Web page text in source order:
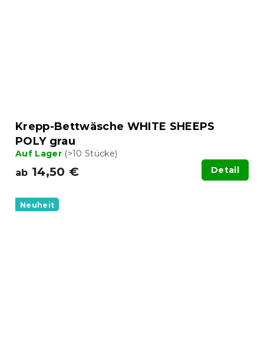
Krepp-Bettwäsche WHITE SHEEPS
POLY grau
Auf Lager (>10 Stücke)
ab 14,50 € Detail
Neuheit